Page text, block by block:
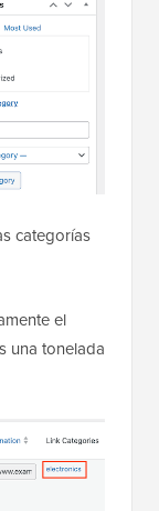
categorías
el
una tonelada